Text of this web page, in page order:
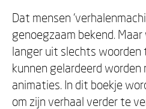
Dat mensen
genoegzaam bekend.
langer uit slechts woorden
kunnen gelardeerd
animaties. In dit boekje
om zijn verhaal verder te